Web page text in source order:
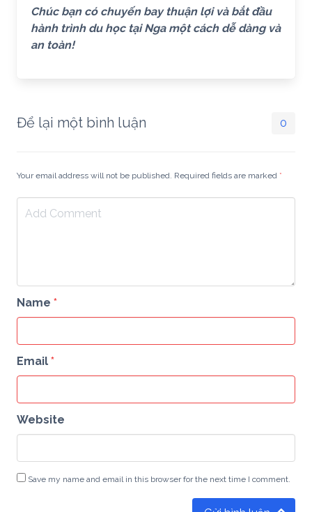
Chúc bạn có chuyến bay thuận lợi và bắt đầu
hành trình du học tại Nga một cách dễ dàng và
an toàn!
Để lại một bình luận 0
Your email address will not be published. Required fields are marked *
Name *
Email *
Website
Save my name and email in this browser for the next time I comment.